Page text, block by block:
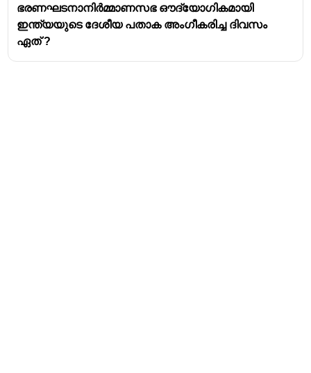
ഭരണഘടനാനിർമ്മാണസഭ ഔദ്യോഗികമായി
ഇന്ത്യയുടെ ദേശീയ പതാക അംഗീകരിച്ച ദിവസം
ഏത് ?